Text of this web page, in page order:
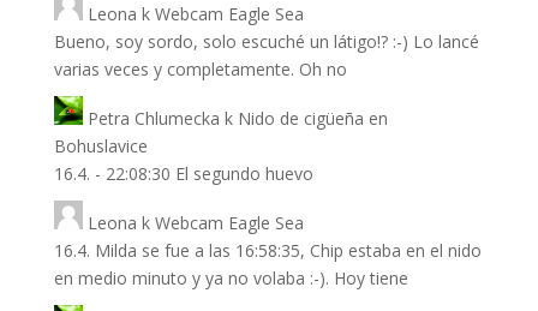
Leona k Webcam Eagle Sea
Bueno, soy sordo, solo escuché un látigo!? :-) Lo lancé
varias veces y completamente. Oh no
Petra Chlumecka k Nido de cigüeña en
Bohuslavice
16.4. - 22:08:30 El segundo huevo
Leona k Webcam Eagle Sea
16.4. Milda se fue a las 16:58:35, Chip estaba en el nido
en medio minuto y ya no volaba :-). Hoy tiene